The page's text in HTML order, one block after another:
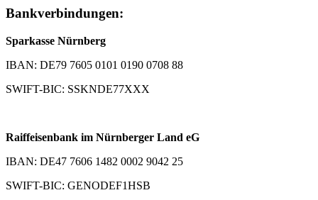
Bankverbindungen:
Sparkasse Nürnberg
IBAN: DE79 7605 0101 0190 0708 88
SWIFT-BIC: SSKNDE77XXX
Raiffeisenbank im Nürnberger Land eG
IBAN: DE47 7606 1482 0002 9042 25
SWIFT-BIC: GENODEF1HSB